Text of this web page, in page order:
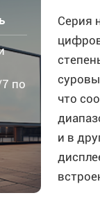
по
Серия
что
и в